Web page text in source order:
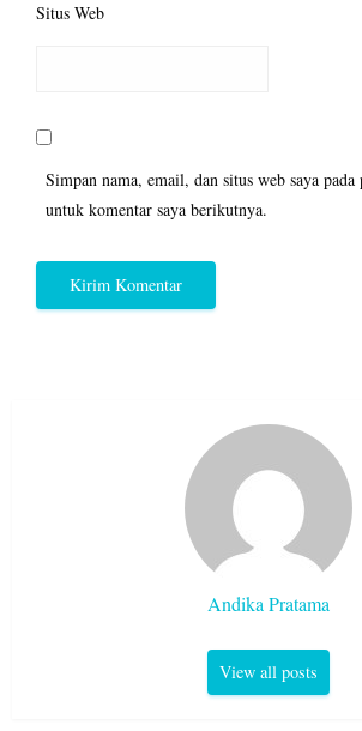
Situs Web
Simpan nama, email, dan situs web saya
untuk komentar saya berikutnya.
Andika Pratama
View all posts